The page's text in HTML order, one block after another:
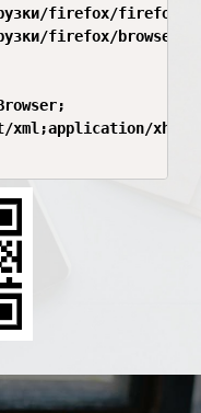
firefox/firefox
firefox/
xml;application/